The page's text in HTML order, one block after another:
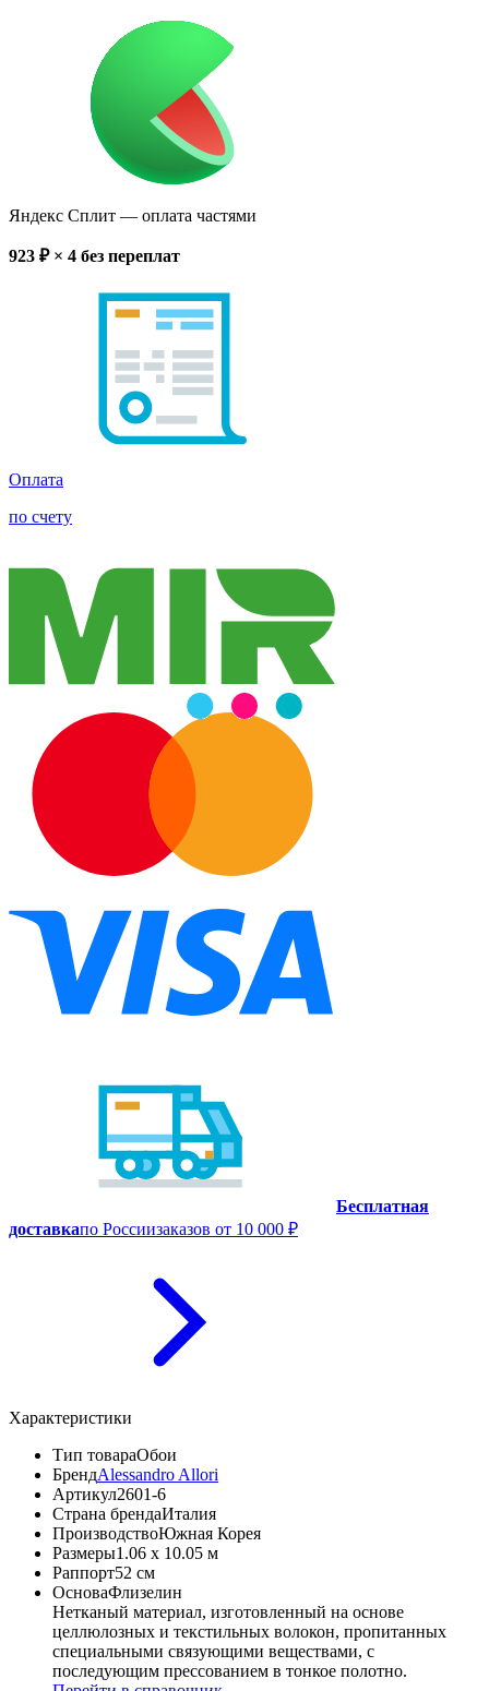
Яндекс Сплит — оплата частями
923 ₽ × 4 без переплат
Оплата
по счету
Бесплатная
доставкапо Россиизаказов от 10 000 ₽
Характеристики
Тип товараОбои
БрендAlessandro Allori
Артикул2601-6
Страна брендаИталия
ПроизводствоЮжная Корея
Размеры1.06 x 10.05 м
Раппорт52 см
ОсноваФлизелин
Нетканый материал, изготовленный на основе
целлюлозных и текстильных волокон, пропитанных
специальными связующими веществами, с
последующим прессованием в тонкое полотно.